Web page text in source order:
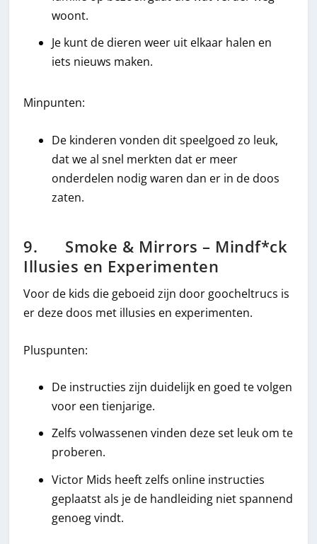
woont.
Je kunt de dieren weer uit elkaar halen en
iets nieuws maken.
Minpunten:
De kinderen vonden dit speelgoed zo leuk,
dat we al snel merkten dat er meer
onderdelen nodig waren dan er in de doos
zaten.
9. Smoke & Mirrors – Mindf*ck
Illusies en Experimenten
Voor de kids die geboeid zijn door goocheltrucs is
er deze doos met illusies en experimenten.
Pluspunten:
De instructies zijn duidelijk en goed te volgen
voor een tienjarige.
Zelfs volwassenen vinden deze set leuk om te
proberen.
Victor Mids heeft zelfs online instructies
geplaatst als je de handleiding niet spannend
genoeg vindt.